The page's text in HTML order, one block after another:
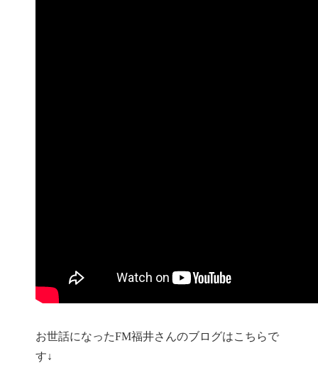
お世話になったFM福井さんのブログはこちらで
す↓